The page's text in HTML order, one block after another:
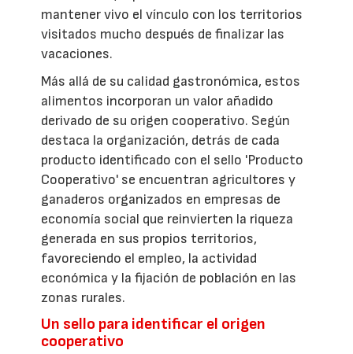
mantener vivo el vínculo con los territorios
visitados mucho después de finalizar las
vacaciones.
Más allá de su calidad gastronómica, estos
alimentos incorporan un valor añadido
derivado de su origen cooperativo. Según
destaca la organización, detrás de cada
producto identificado con el sello 'Producto
Cooperativo' se encuentran agricultores y
ganaderos organizados en empresas de
economía social que reinvierten la riqueza
generada en sus propios territorios,
favoreciendo el empleo, la actividad
económica y la fijación de población en las
zonas rurales.
Un sello para identificar el origen
cooperativo